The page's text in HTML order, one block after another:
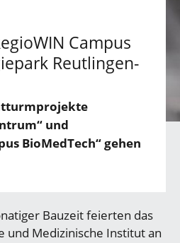
Campus
Reutlingen-
und
BioMedTech“ gehen
Bauzeit feierten das
und Medizinische Institut an